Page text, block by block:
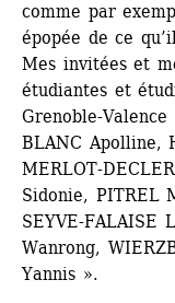
comme par
épopée de ce
Mes invitées et
étudiantes et
Grenoble-Valence
BLANC Apolline,
MERLOT-
Sidonie, PITREL
SEYVE-FALAISE
Wanrong,
Yannis ».